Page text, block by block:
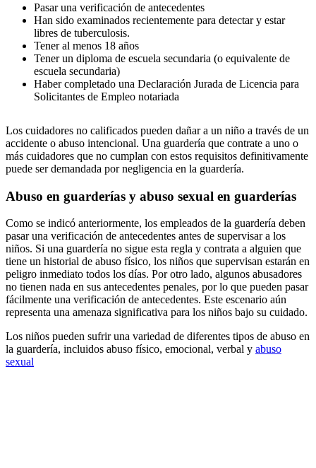
Pasar una verificación de antecedentes
Han sido examinados recientemente para detectar y estar
libres de tuberculosis.
Tener al menos 18 años
Tener un diploma de escuela secundaria (o equivalente de
escuela secundaria)
Haber completado una Declaración Jurada de Licencia para
Solicitantes de Empleo notariada
Los cuidadores no calificados pueden dañar a un niño a través de un
accidente o abuso intencional. Una guardería que contrate a uno o
más cuidadores que no cumplan con estos requisitos definitivamente
puede ser demandada por negligencia en la guardería.
Abuso en guarderías y abuso sexual en guarderías
Como se indicó anteriormente, los empleados de la guardería deben
pasar una verificación de antecedentes antes de supervisar a los
niños. Si una guardería no sigue esta regla y contrata a alguien que
tiene un historial de abuso físico, los niños que supervisan estarán en
peligro inmediato todos los días. Por otro lado, algunos abusadores
no tienen nada en sus antecedentes penales, por lo que pueden pasar
fácilmente una verificación de antecedentes. Este escenario aún
representa una amenaza significativa para los niños bajo su cuidado.
Los niños pueden sufrir una variedad de diferentes tipos de abuso en
la guardería, incluidos abuso físico, emocional, verbal y abuso
sexual